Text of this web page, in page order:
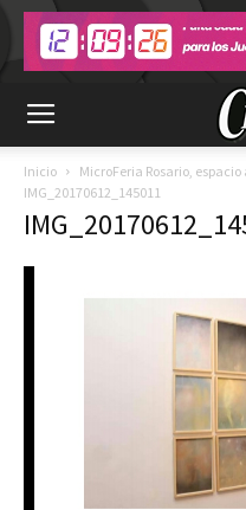
Inicio
MicroFeria Rosario,
IMG_20170612_145011